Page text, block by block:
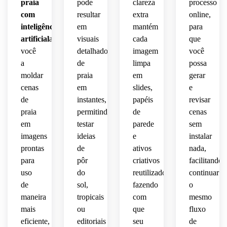
calma
sonhadora.
praia
com
inteligência
artificialajudando
você
a
moldar
cenas
de
praia
em
imagens
prontas
para
uso
de
maneira
mais
eficiente,
pode
resultar
em
visuais
detalhados
de
praia
em
instantes,
permitindo
testar
ideias
de
pôr
do
sol,
tropicais
ou
editoriais
clareza
extra
mantém
cada
imagem
limpa
em
slides,
papéis
de
parede
e
ativos
criativos
reutilizados,
fazendo
com
que
seu
processo
online,
para
que
você
possa
gerar
e
revisar
cenas
sem
instalar
nada,
facilitando
continuar
o
mesmo
fluxo
de